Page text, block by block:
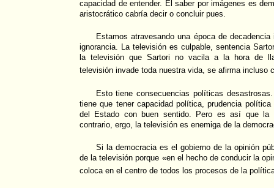
capacidad de entender. El saber por imágenes es
aristocrático cabría decir o concluir pues.
Estamos atravesando una época de
ignorancia. La televisión es culpable, sentencia
la televisión que Sartori no vacila a la hora de
televisión invade toda nuestra vida, se afirma incluso
Esto tiene consecuencias políticas
tiene que tener capacidad política, prudencia
del Estado con buen sentido. Pero es así que la
contrario, ergo, la televisión es enemiga de la
Si la democracia es el gobierno de la opinión
de la televisión porque «en el hecho de conducir la
coloca en el centro de todos los procesos de la